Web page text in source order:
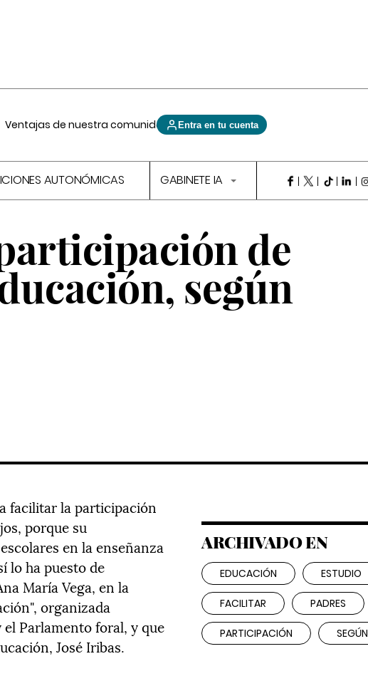
Ventajas de nuestra comunidad Entra en tu cuenta
AUTONÓMICAS GABINETE IA
de
según
facilitar la participación
porque su
en la enseñanza
lo ha puesto de
María Vega, en la
organizada
Parlamento foral, y que
José Iribas.
ARCHIVADO EN
EDUCACIÓN ESTUDIO
FACILITAR PADRES
PARTICIPACIÓN SEGÚN